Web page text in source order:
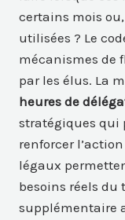
certains mois
utilisées ? Le
mécanismes de
par les élus. La
heures de
stratégiques qui
renforcer
légaux
besoins réels du
supplémentaire